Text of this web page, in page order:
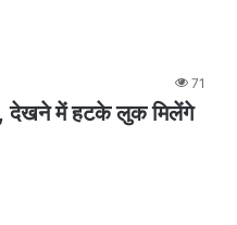
71
देखने में हटके लुक मिलेंगे